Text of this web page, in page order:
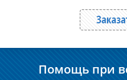
Помощь при